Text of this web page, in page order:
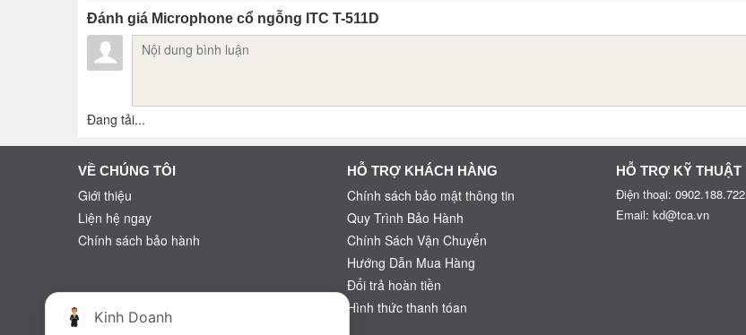
Đánh giá Microphone cổ ngỗng ITC T-511D
Đang tải...
VỀ CHÚNG TÔI
Giới thiệu
Liện hệ ngay
Chính sách bảo hành
HỖ TRỢ KHÁCH HÀNG
Chính sách bảo mật thông tin
Quy Trình Bảo Hành
Chính Sách Vận Chuyển
Hướng Dẫn Mua Hàng
Đổi trả hoàn tiền
Hình thức thanh tóan
HỖ TRỢ KỸ THUẬT
Điện thoại: 0902.188.722
Email: kd@tca.vn
Kinh Doanh